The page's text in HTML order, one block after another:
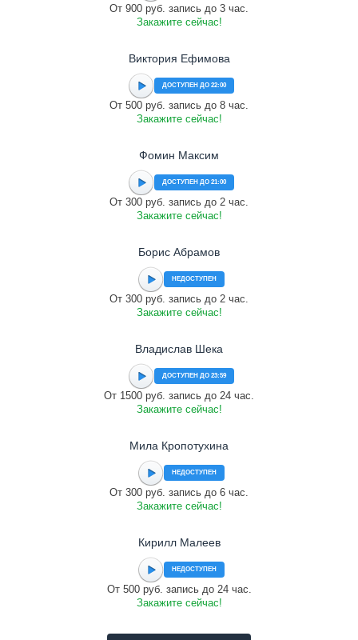
От 900 руб. запись до 3 час.
Закажите сейчас!
Виктория Ефимова
ДОСТУПЕН ДО 22:00
От 500 руб. запись до 8 час.
Закажите сейчас!
Фомин Максим
ДОСТУПЕН ДО 21:00
От 300 руб. запись до 2 час.
Закажите сейчас!
Борис Абрамов
НЕДОСТУПЕН
От 300 руб. запись до 2 час.
Закажите сейчас!
Владислав Шека
ДОСТУПЕН ДО 23:59
От 1500 руб. запись до 24 час.
Закажите сейчас!
Мила Кропотухина
НЕДОСТУПЕН
От 300 руб. запись до 6 час.
Закажите сейчас!
Кирилл Малеев
НЕДОСТУПЕН
От 500 руб. запись до 24 час.
Закажите сейчас!